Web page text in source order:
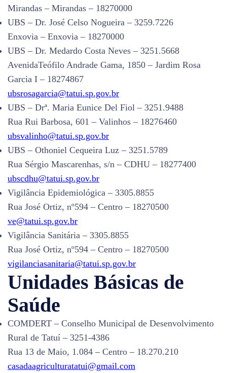
Mirandas – Mirandas – 18270000
UBS – Dr. José Celso Nogueira – 3259.7226
Enxovia – Enxovia – 18270000
UBS – Dr. Medardo Costa Neves – 3251.5668
AvenidaTeófilo Andrade Gama, 1850 – Jardim Rosa
Garcia I – 18274867
ubsrosagarcia@tatui.sp.gov.br
UBS – Drª. Maria Eunice Del Fiol – 3251.9488
Rua Rui Barbosa, 601 – Valinhos – 18276460
ubsvalinho@tatui.sp.gov.br
UBS – Othoniel Cequeira Luz – 3251.5789
Rua Sérgio Mascarenhas, s/n – CDHU – 18277400
ubscdhu@tatui.sp.gov.br
Vigilância Epidemiológica – 3305.8855
Rua José Ortiz, nº594 – Centro – 18270500
ve@tatui.sp.gov.br
Vigilância Sanitária – 3305.8855
Rua José Ortiz, nº594 – Centro – 18270500
vigilanciasanitaria@tatui.sp.gov.br
Unidades Básicas de
Saúde
COMDERT – Conselho Municipal de Desenvolvimento
Rural de Tatuí – 3251-4386
Rua 13 de Maio, 1.084 – Centro – 18.270.210
casadaagriculturatatui@gmail.com